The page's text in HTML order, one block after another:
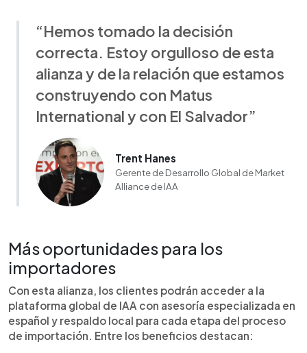
“Hemos tomado la decisión
correcta. Estoy orgulloso de esta
alianza y de la relación que estamos
construyendo con Matus
International y con El Salvador”
Trent Hanes
Gerente de Desarrollo Global de Market
Alliance de IAA
Más oportunidades para los
importadores
Con esta alianza, los clientes podrán acceder a la
plataforma global de IAA con asesoría especializada en
español y respaldo local para cada etapa del proceso
de importación. Entre los beneficios destacan: